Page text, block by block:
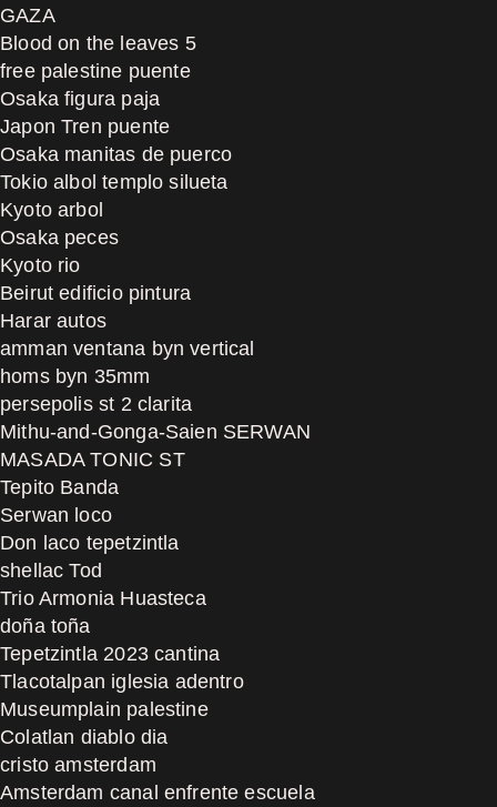
GAZA
Blood on the leaves 5
free palestine puente
Osaka figura paja
Japon Tren puente
Osaka manitas de puerco
Tokio albol templo silueta
Kyoto arbol
Osaka peces
Kyoto rio
Beirut edificio pintura
Harar autos
amman ventana byn vertical
homs byn 35mm
persepolis st 2 clarita
Mithu-and-Gonga-Saien SERWAN
MASADA TONIC ST
Tepito Banda
Serwan loco
Don laco tepetzintla
shellac Tod
Trio Armonia Huasteca
doña toña
Tepetzintla 2023 cantina
Tlacotalpan iglesia adentro
Museumplain palestine
Colatlan diablo dia
cristo amsterdam
Amsterdam canal enfrente escuela